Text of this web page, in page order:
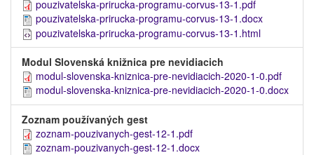
pouzivatelska-prirucka-programu-corvus-13-1.pdf
pouzivatelska-prirucka-programu-corvus-13-1.docx
pouzivatelska-prirucka-programu-corvus-13-1.html
Modul Slovenská knižnica pre nevidiacich
modul-slovenska-kniznica-pre-nevidiacich-2020-1-0.pdf
modul-slovenska-kniznica-pre-nevidiacich-2020-1-0.docx
Zoznam používaných gest
zoznam-pouzivanych-gest-12-1.pdf
zoznam-pouzivanych-gest-12-1.docx